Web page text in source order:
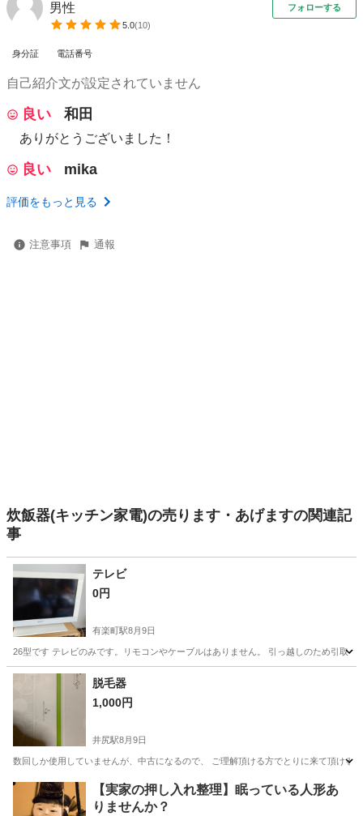
男性
5.0(10)
フォローする
身分証 電話番号
自己紹介文が設定されていません
良い 和田
ありがとうございました！
良い mika
評価をもっと見る
注意事項 通報
炊飯器(キッチン家電)の売ります・あげますの関連記
事
テレビ
0円
有楽町駅8月9日
26型です テレビのみです。リモコンやケーブルはありません。 引っ越しのため引取
福岡 北九州市 有楽町駅
脱毛器
1,000円
井尻駅8月9日
数回しか使用していませんが、中古になるので、 ご理解頂ける方でとりに来て頂け
福岡 福岡市 井尻駅 季節、空調家電 商品
【実家の押し入れ整理】眠っている人形あ
りませんか？